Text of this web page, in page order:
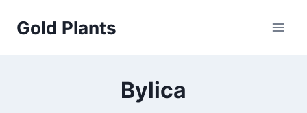
Gold Plants
Bylica